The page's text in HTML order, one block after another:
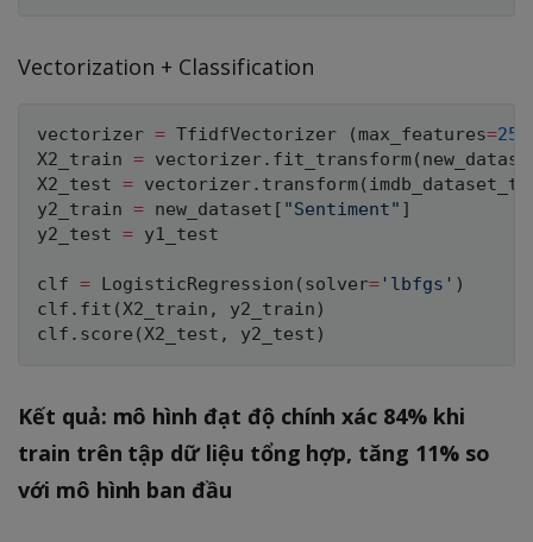
Vectorization + Classification
vectorizer = TfidfVectorizer ( max_features=
X2_train = vectorizer. fit_transform(
X2_test = vectorizer. transform(
y2_train = new_dataset [ "Sentiment" ]
y2_test = y1_test
clf = LogisticRegression ( solver= 'lbfgs' )
clf . fit ( X2_train , y2_train )
clf . score ( X2_test , y2_test )
Kết quả: mô hình đạt độ chính xác 84% khi
train trên tập dữ liệu tổng hợp, tăng 11% so
với mô hình ban đầu